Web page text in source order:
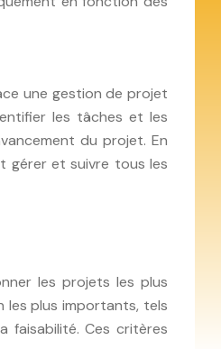
une gestion de projet
les tâches et les
du projet. En
gérer et suivre tous les
les projets les plus
les plus importants, tels
faisabilité. Ces critères